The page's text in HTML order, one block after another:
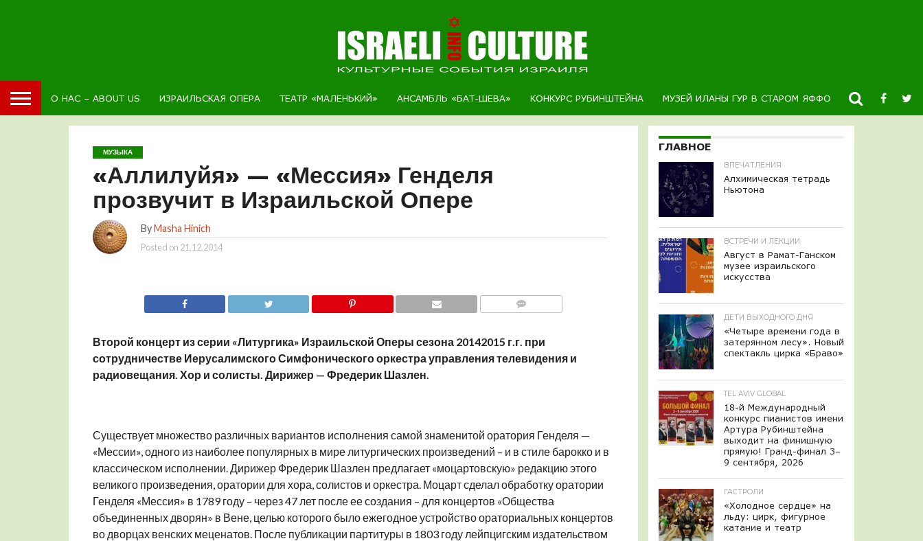
О НАС – ABOUT US ИЗРАИЛЬСКАЯ ОПЕРА ТЕАТР «МАЛЕНЬКИЙ» АНСАМБЛЬ «БАТ-ШЕВА» КОНКУРС РУБИНШТЕЙНА МУЗЕЙ ИЛАНЫ ГУР В СТАРОМ ЯФФО НОВОСТИ
МУЗЫКА
«Аллилуйя» — «Мессия» Генделя
прозвучит в Израильской Опере
ByMasha Hinich
Posted on 21.12.2014
Второй концерт из серии «Литургика» Израильской Оперы сезона 20142015 г.г. при
сотрудничестве Иерусалимского Симфонического оркестра управления телевидения и
радиовещания. Хор и солисты. Дирижер — Фредерик Шазлен.
Существует множество различных вариантов исполнения самой знаменитой оратория Генделя —
«Мессии», одного из наиболее популярных в мире литургических произведений – и в стиле барокко и в
классическом исполнении. Дирижер Фредерик Шазлен предлагает «моцартовскую» редакцию этого
великого произведения, оратории для хора, солистов и оркестра. Моцарт сделал обработку оратории
Генделя «Мессия» в 1789 году – через 47 лет после ее создания – для концертов «Общества
объединенных дворян» в Вене, целью которого было ежегодное устройство ораториальных концертов
во дворцах венских меценатов. После публикации партитуры в 1803 году лейпцигским издательством
ГЛАВНОЕ
ВПЕЧАТЛЕНИЯ
Алхимическая тетрадь
Ньютона
ВСТРЕЧИ И ЛЕКЦИИ
Август в Рамат-Ганском
музее израильского
искусства
ДЕТИ ВЫХОДНОГО ДНЯ
«Четыре времени года в
затерянном лесу». Новый
спектакль цирка «Браво»
TEL AVIV GLOBAL
18-й Международный
конкурс пианистов имени
Артура Рубинштейна
выходит на финишную
прямую! Гранд-финал 3–
9 сентября, 2026
ГАСТРОЛИ
«Холодное сердце» на
льду: цирк, фигурное
катание и театр